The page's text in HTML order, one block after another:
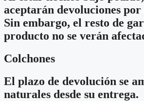
aceptarán devoluciones
Sin embargo, el resto de
producto no se verán
Colchones
El plazo de devolución se
naturales desde su entrega.